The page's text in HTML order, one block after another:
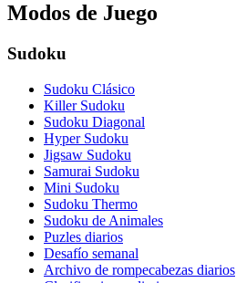
Modos de Juego
Sudoku
Sudoku Clásico
Killer Sudoku
Sudoku Diagonal
Hyper Sudoku
Jigsaw Sudoku
Samurai Sudoku
Mini Sudoku
Sudoku Thermo
Sudoku de Animales
Puzles diarios
Desafío semanal
Archivo de rompecabezas diarios